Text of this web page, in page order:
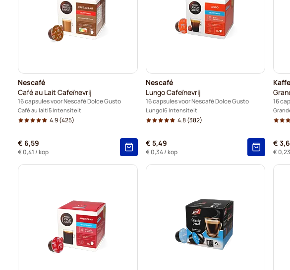
Nescafé
Café au Lait Cafeïnevrij
16 capsules voor Nescafé Dolce Gusto
Café au lait 5 Intensiteit
4.9(425)
€ 6,59
€ 0,41 / kop
Nescafé
Lungo Cafeïnevrij
16 capsules voor Nescafé Dolce Gusto
Lungo 6 Intensiteit
4.8(382)
€ 5,49
€ 0,34/ kop
16
€
€ 0,23